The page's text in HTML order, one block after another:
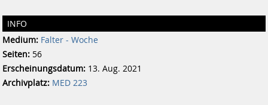
INFO
Medium: Falter - Woche
Seiten: 56
Erscheinungsdatum: 13. Aug. 2021
Archivplatz: MED 223